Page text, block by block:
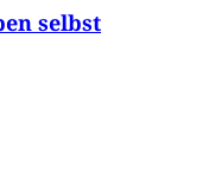
selbst